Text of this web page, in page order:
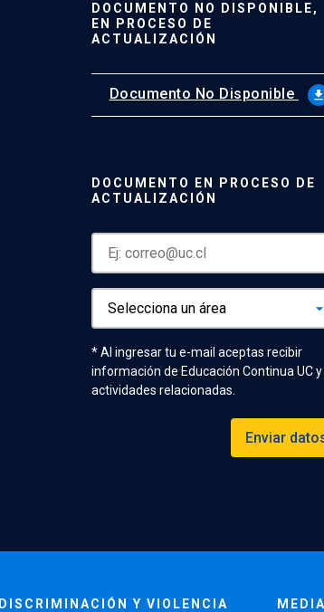
DOCUMENTO NO DISPONIBLE,
EN PROCESO DE
ACTUALIZACIÓN
Documento No Disponible file_download
DOCUMENTO EN PROCESO DE
ACTUALIZACIÓN
* Al ingresar tu e-mail aceptas recibir
información de Educación Continua UC y
actividades relacionadas.
Enviar
DISCRIMINACIÓN Y VIOLENCIA